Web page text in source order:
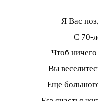
Я Вас
С 70-
Чтоб
Вы
Еще